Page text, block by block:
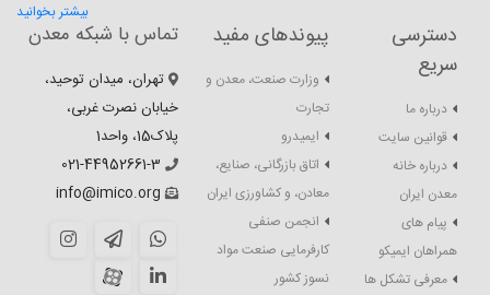
بیشتر بخوانید
دسترسی
سریع
درباره ما
قوانین سایت
درباره خانه
معدن ایران
پیام های
همراهان ایمیکو
معرفی تشکل ها
پیوندهای مفید
وزارت صنعت، معدن و
تجارت
ایمیدرو
اتاق بازرگانی، صنایع،
معادن، و کشاورزی ایران
انجمن صنفی
کارفرمایی صنعت مواد
نسوز کشور
تماس با شبکه معدن
تهران، میدان توحید،
خیابان نصرت غربی،
پلاک15، واحد1
021-44952661-3
info@imico.org